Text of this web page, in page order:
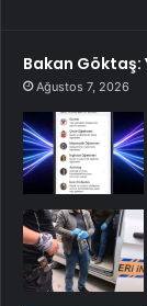
Bakan Göktaş:
Ağustos 7, 2026